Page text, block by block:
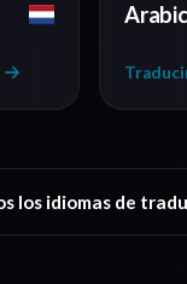
Arabic
los idiomas de